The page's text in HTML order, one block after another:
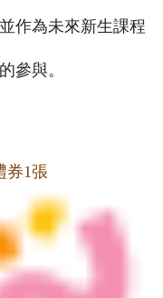
並作為未來新生課程
參與。
券1張